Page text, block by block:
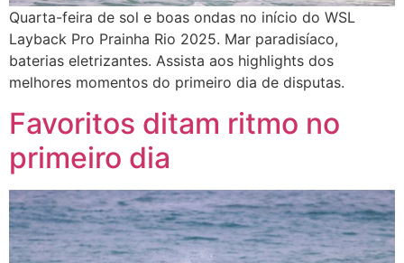
Quarta-feira de sol e boas ondas no início do WSL
Layback Pro Prainha Rio 2025. Mar paradisíaco,
baterias eletrizantes. Assista aos highlights dos
melhores momentos do primeiro dia de disputas.
Favoritos ditam ritmo no
primeiro dia